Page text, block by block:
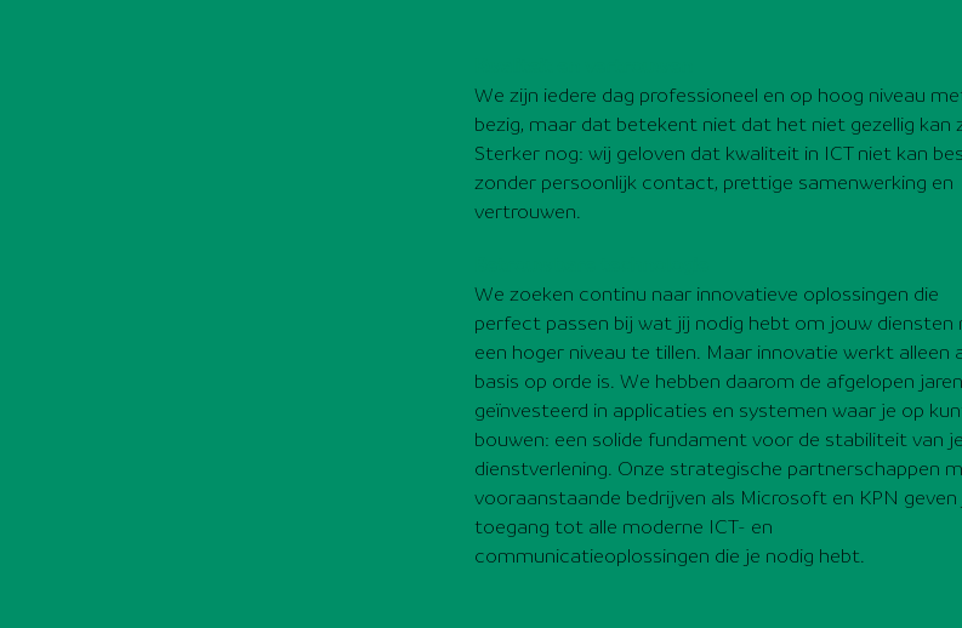
We zijn iedere dag professioneel en op hoog niveau
bezig, maar dat betekent niet dat het niet gezellig kan
Sterker nog: wij geloven dat kwaliteit in ICT niet kan
zonder persoonlijk contact, prettige samenwerking en
vertrouwen.
We zoeken continu naar innovatieve oplossingen die
perfect passen bij wat jij nodig hebt om jouw diensten
een hoger niveau te tillen. Maar innovatie werkt alleen
basis op orde is. We hebben daarom de afgelopen
geïnvesteerd in applicaties en systemen waar je op
bouwen: een solide fundament voor de stabiliteit van je
dienstverlening. Onze strategische partnerschappen
vooraanstaande bedrijven als Microsoft en KPN geven
toegang tot alle moderne ICT- en
communicatieoplossingen die je nodig hebt.